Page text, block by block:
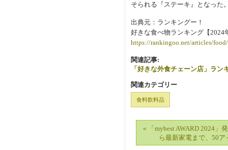
そられる『ステーキ』となった
出典元：ランキングー！
好きな食べ物ランキング【2024
https://rankingoo.net/articles/
関連記事:
「好きな外食チェーン店」ラ
関連カテゴリー
食料飲料品
« 「mybest AWARD 2024」
ら最新家電まで、50ア